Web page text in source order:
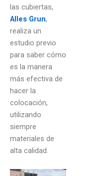
las cubiertas,
Alles Grun,
realiza un
estudio previo
para saber cómo
es la manera
más efectiva de
hacer la
colocación,
utilizando
siempre
materiales de
alta calidad.